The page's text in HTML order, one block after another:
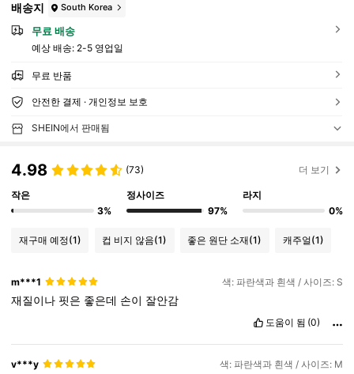
배송지 South Korea
무료 배송
예상 배송: 2-5 영업일
무료 반품
안전한 결제 · 개인정보 보호
SHEIN에서 판매됨
4.98 (73) 더 보기
작은
3%
정사이즈
97%
라지
0%
재구매 예정(1) 컵 비지 않음(1) 좋은 원단 소재(1) 캐주얼(1)
m***1 색: 파란색과 흰색 / 사이즈: S
재질이나 핏은 좋은데 손이 잘안감
도움이 됨 (0)
v***y 색: 파란색과 흰색 / 사이즈: M